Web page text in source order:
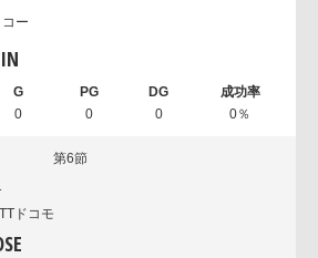
コー
0 0 0 0％
第6節
ドコモ